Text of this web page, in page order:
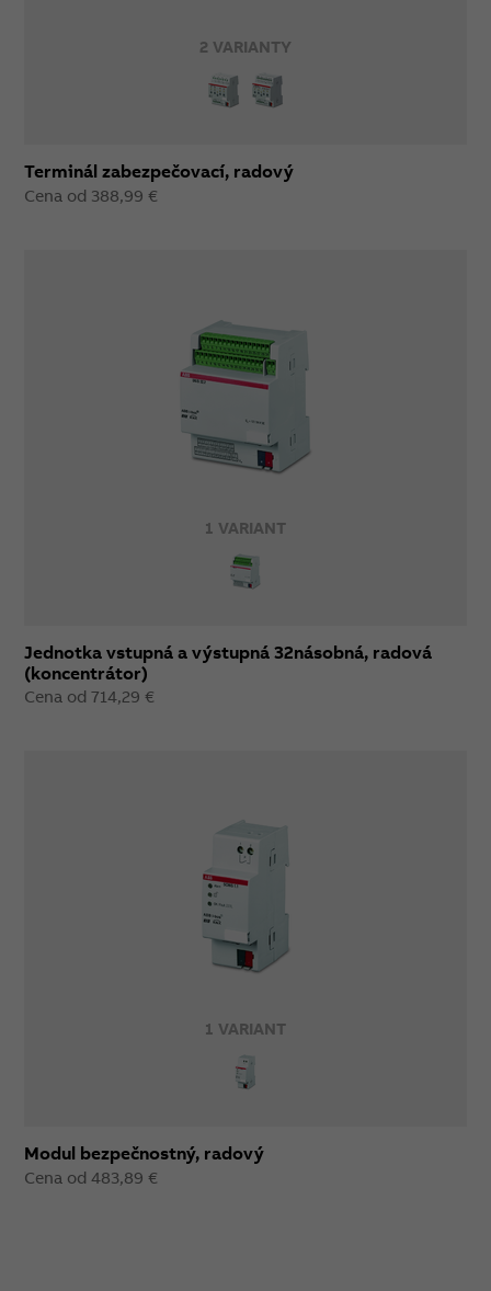
2 VARIANTY
Terminál zabezpečovací, radový
Cena od 388,99 €
1 VARIANT
Jednotka vstupná a výstupná 32násobná, radová
(koncentrátor)
Cena od 714,29 €
1 VARIANT
Modul bezpečnostný, radový
Cena od 483,89 €